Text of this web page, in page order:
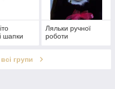
шапки
Ляльки ручної
роботи
групи